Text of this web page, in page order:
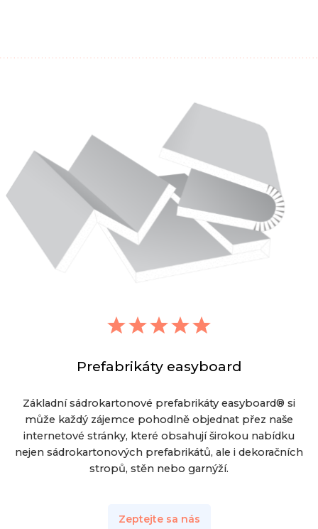
Prefabrikáty easyboard
Základní sádrokartonové prefabrikáty easyboard® si
může každý zájemce pohodlně objednat přez naše
internetové stránky, které obsahují širokou nabídku
nejen sádrokartonových prefabrikátů, ale i dekoračních
stropů, stěn nebo garnýží.
Zeptejte sa nás